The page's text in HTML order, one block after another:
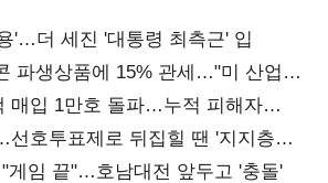
'…더 세진 '대통령 최측근' 입
파생상품에 15% 관세…"미 산업
매입 1만호 돌파…누적 피해자
호투표제로 뒤집힐 땐 '지지층
게임 끝"…호남대전 앞두고 '충돌'